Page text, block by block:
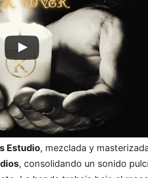
Estudio, mezclada y
, consolidando un sonido